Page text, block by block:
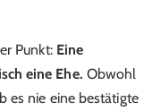
Punkt: Eine
eine Ehe. Obwohl
es nie eine bestätigte